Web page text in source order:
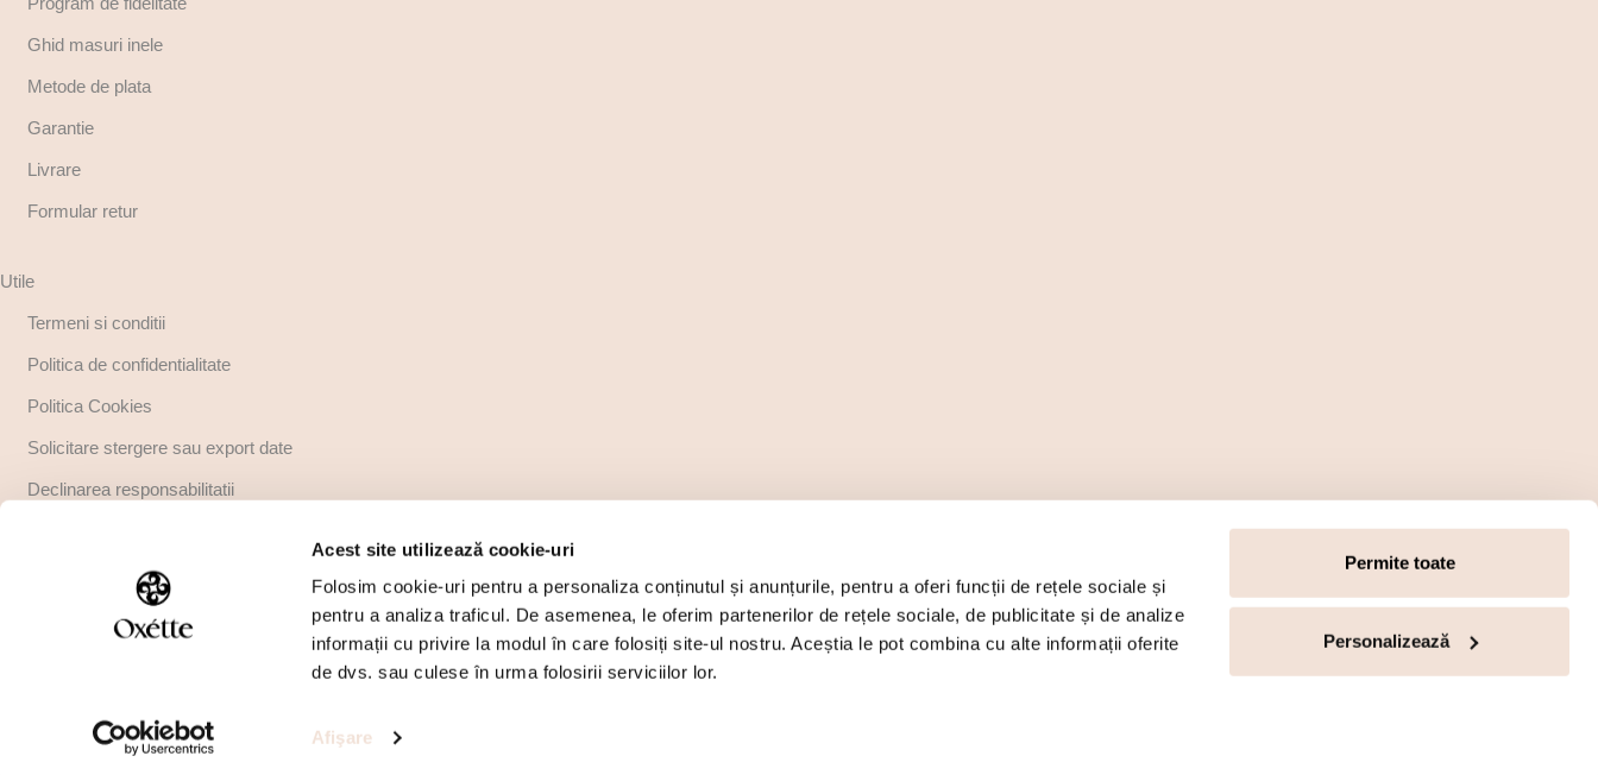
Acest site utilizează cookie-uri
Folosim cookie-uri pentru a personaliza conținutul și anunțurile, pentru a oferi funcții de rețele sociale și
pentru a analiza traficul. De asemenea, le oferim partenerilor de rețele sociale, de publicitate și de analize
informații cu privire la modul în care folosiți site-ul nostru. Aceștia le pot combina cu alte informații oferite
de dvs. sau culese în urma folosirii serviciilor lor.
Afişare
Permite toate
Personalizează
Ghid masuri inele
Metode de plata
Garantie
Livrare
Formular retur
Utile
Termeni si conditii
Politica de confidentialitate
Politica Cookies
Solicitare stergere sau export date
Declinarea responsabilitatii
Regulamente promotii
Copyright © 2026 All rights reserved Sc Perideo International Srl, CUI 16742057, Reg. Com.